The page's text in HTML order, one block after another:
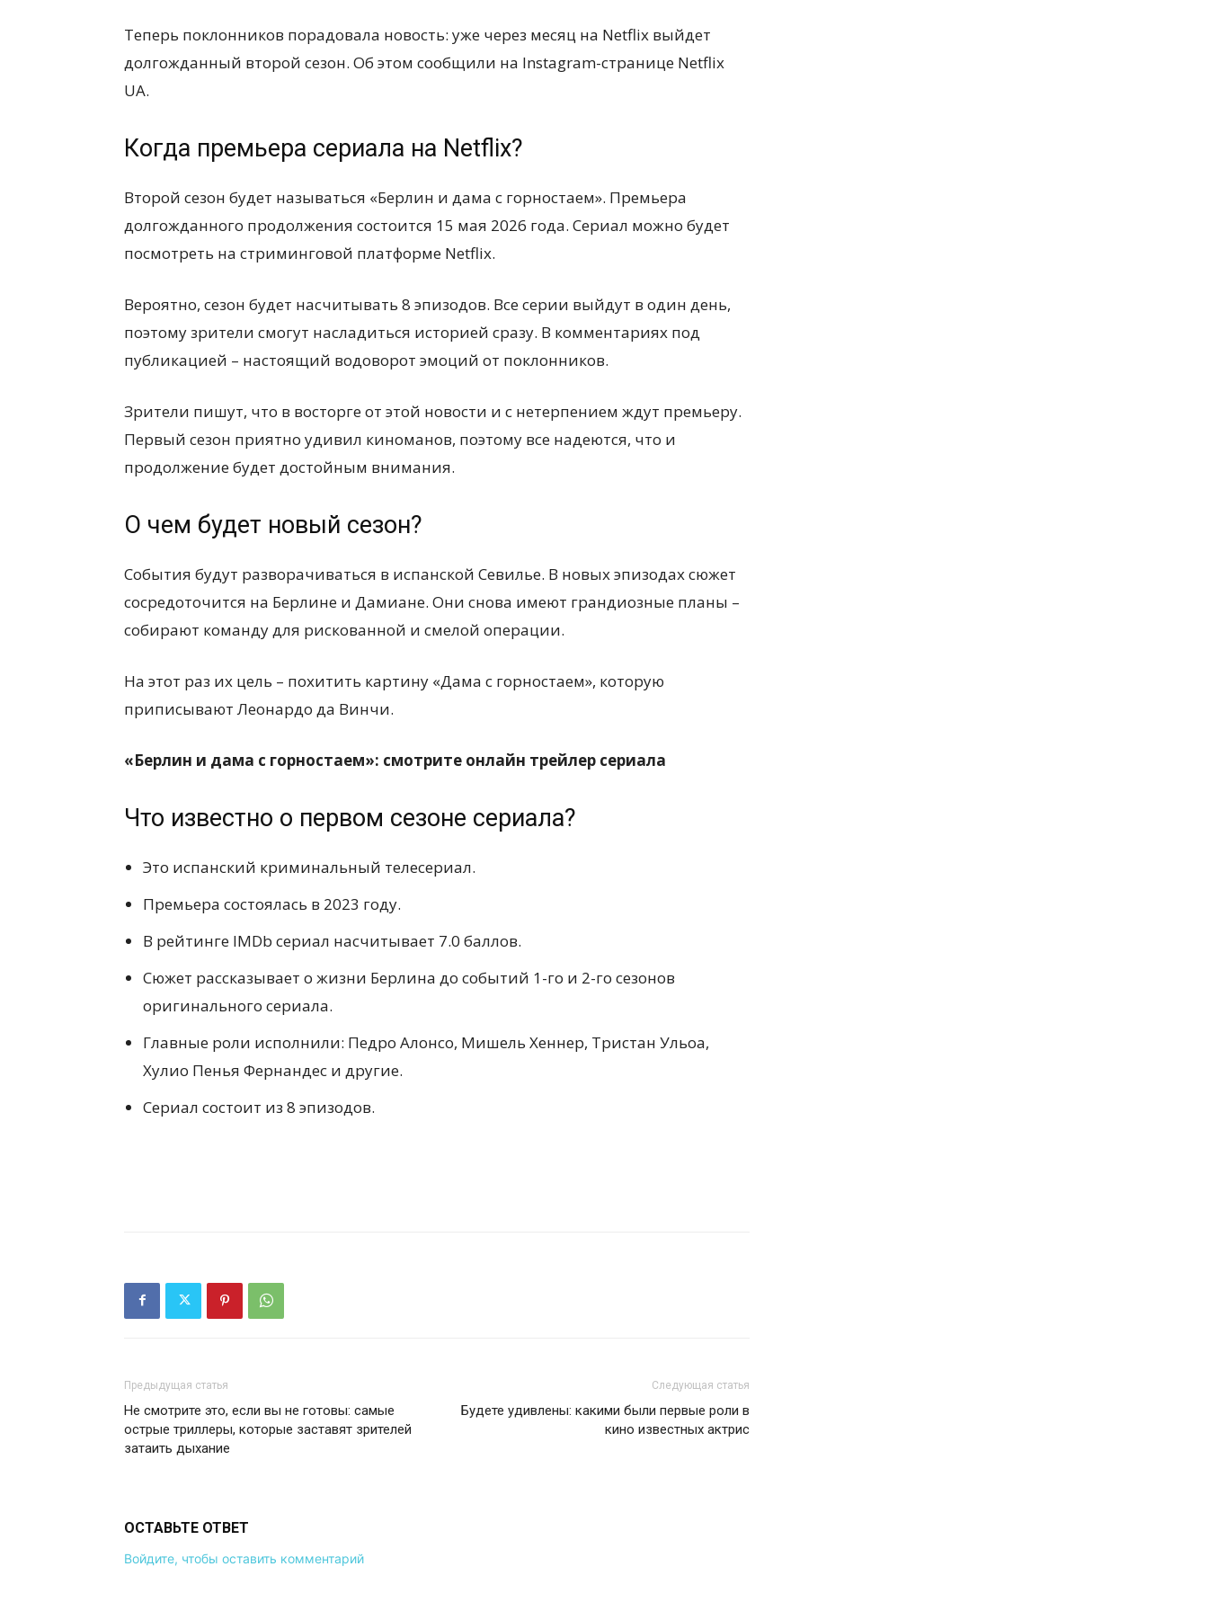
Теперь поклонников порадовала новость: уже через месяц на Netflix выйдет
долгожданный второй сезон. Об этом сообщили на Instagram-странице Netflix
UA.
Когда премьера сериала на Netflix?
Второй сезон будет называться «Берлин и дама с горностаем». Премьера
долгожданного продолжения состоится 15 мая 2026 года. Сериал можно будет
посмотреть на стриминговой платформе Netflix.
Вероятно, сезон будет насчитывать 8 эпизодов. Все серии выйдут в один день,
поэтому зрители смогут насладиться историей сразу. В комментариях под
публикацией – настоящий водоворот эмоций от поклонников.
Зрители пишут, что в восторге от этой новости и с нетерпением ждут премьеру.
Первый сезон приятно удивил киноманов, поэтому все надеются, что и
продолжение будет достойным внимания.
О чем будет новый сезон?
События будут разворачиваться в испанской Севилье. В новых эпизодах сюжет
сосредоточится на Берлине и Дамиане. Они снова имеют грандиозные планы –
собирают команду для рискованной и смелой операции.
На этот раз их цель – похитить картину «Дама с горностаем», которую
приписывают Леонардо да Винчи.
«Берлин и дама с горностаем»: смотрите онлайн трейлер сериала
Что известно о первом сезоне сериала?
Это испанский криминальный телесериал.
Премьера состоялась в 2023 году.
В рейтинге IMDb сериал насчитывает 7.0 баллов.
Сюжет рассказывает о жизни Берлина до событий 1-го и 2-го сезонов
оригинального сериала.
Главные роли исполнили: Педро Алонсо, Мишель Хеннер, Тристан Ульоа,
Хулио Пенья Фернандес и другие.
Сериал состоит из 8 эпизодов.
Предыдущая статья
Не смотрите это, если вы не готовы: самые
острые триллеры, которые заставят зрителей
затаить дыхание
Следующая статья
Будете удивлены: какими были первые роли в
кино известных актрис
ОСТАВЬТЕ ОТВЕТ
Войдите, чтобы оставить комментарий